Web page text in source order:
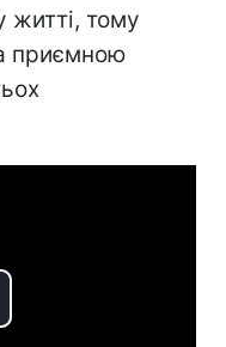
житті, тому
приємною